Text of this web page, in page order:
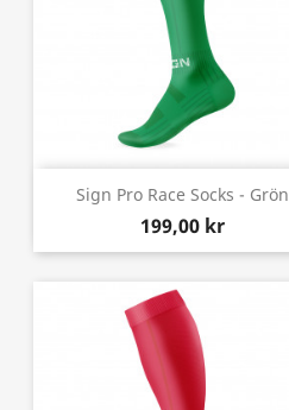
Sign Pro Race Socks - Grön
199,00 kr